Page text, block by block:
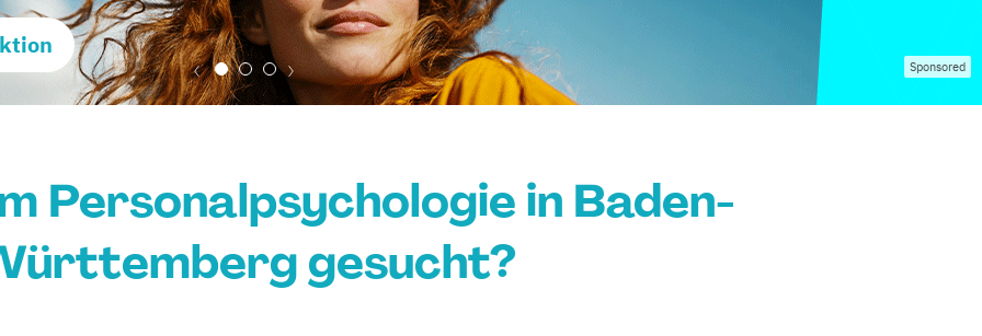
Sponsored
Personalpsychologie in Baden-
gesucht?